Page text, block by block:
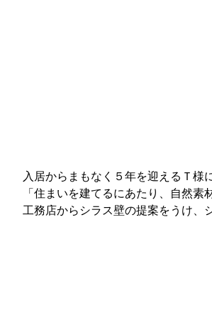
入居からまもなく５年を迎えるＴ様
「住まいを建てるにあたり、自然素
工務店からシラス壁の提案をうけ、